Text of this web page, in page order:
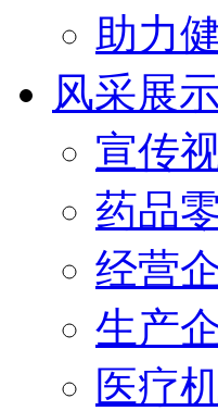
助力
风采展
宣传
药品
经营
生产
医疗